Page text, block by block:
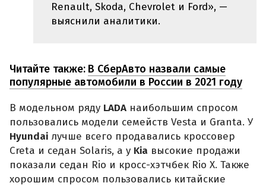
Renault, Skoda, Chevrolet и Ford», —
выяснили аналитики.
Читайте также: В СберАвто назвали самые
популярные автомобили в России в 2021 году
В модельном ряду LADA наибольшим спросом
пользовались модели семейств Vesta и Granta. У
Hyundai лучше всего продавались кроссовер
Creta и седан Solaris, а у Kia высокие продажи
показали седан Rio и кросс-хэтчбек Rio X. Также
хорошим спросом пользовались китайские